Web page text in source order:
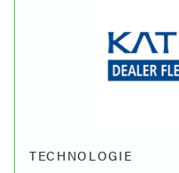
TECHNOLOGIE